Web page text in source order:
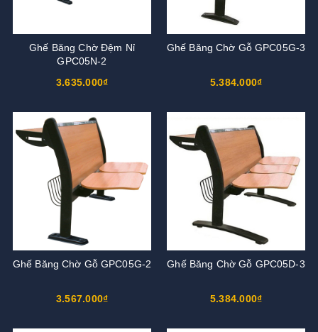
Ghế Băng Chờ Đệm Nỉ
GPC05N-2
3.635.000₫
Ghế Băng Chờ Gỗ GPC05G-3
5.384.000₫
Ghế Băng Chờ Gỗ GPC05G-2
3.567.000₫
Ghế Băng Chờ Gỗ GPC05D-3
5.384.000₫